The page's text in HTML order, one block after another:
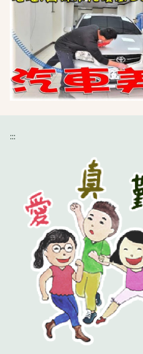
:::